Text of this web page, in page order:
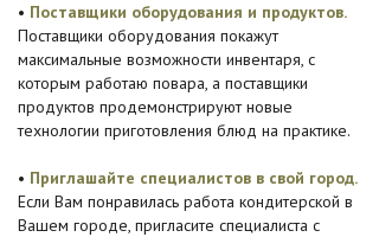
• Поставщики оборудования и продуктов.
Поставщики оборудования покажут
максимальные возможности инвентаря, с
которым работаю повара, а поставщики
продуктов продемонстрируют новые
технологии приготовления блюд на практике.
• Приглашайте специалистов в свой город.
Если Вам понравилась работа кондитерской в
Вашем городе, пригласите специалиста с